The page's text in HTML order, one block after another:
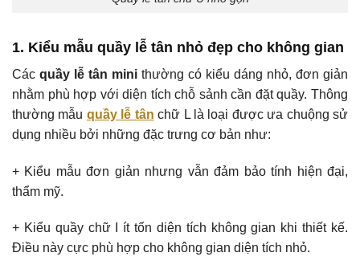
1. Kiểu mẫu quầy lễ tân nhỏ đẹp cho không gian
Các quầy lễ tân mini thường có kiểu dáng nhỏ, đơn giản
nhằm phù hợp với diện tích chỗ sảnh cần đặt quầy. Thông
thường mẫu quầy lễ tân chữ L là loại được ưa chuộng sử
dụng nhiều bởi những đặc trưng cơ bản như:
+ Kiểu mẫu đơn giản nhưng vẫn đảm bảo tính hiện đại,
thẩm mỹ.
+ Kiểu quầy chữ I ít tốn diện tích không gian khi thiết kế.
Điều này cực phù hợp cho không gian diện tích nhỏ.